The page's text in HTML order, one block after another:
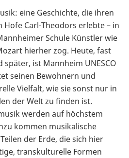
eine Geschichte, die ihren
Carl-Theodors erlebte – in
Schule Künstler wie
hierher zog. Heute, fast
ist Mannheim UNESCO
seinen Bewohnern und
Vielfalt, wie sie sonst nur in
der Welt zu finden ist.
werden auf höchstem
kommen musikalische
der Erde, die sich hier
transkulturelle Formen